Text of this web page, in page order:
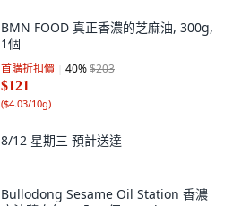
BMN FOOD 真正香濃的芝麻油, 300g,
1個
首購折扣價 40%$203
$121
($4.03/10g)
8/12 星期三 預計送達
Bullodong Sesame Oil Station 香濃